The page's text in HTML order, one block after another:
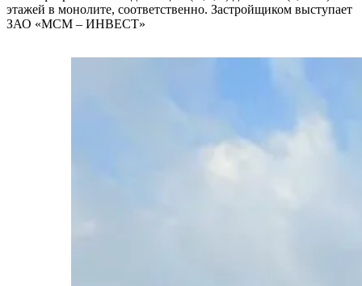
этажей в монолите, соответственно. Застройщиком выступает
ЗАО «МСМ – ИНВЕСТ»